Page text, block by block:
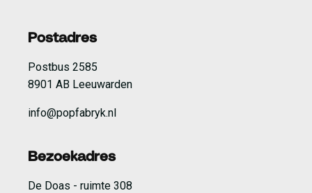
Postadres
Postbus 2585
8901 AB Leeuwarden
info@popfabryk.nl
Bezoekadres
De Doas - ruimte 308